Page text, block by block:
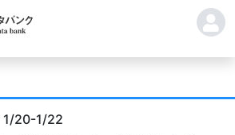
20-1/22